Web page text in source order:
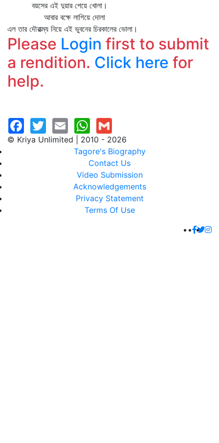
বয়সের এই দুয়ার পেয়ে খোলা।
আবার বক্ষে লাগিয়ে দোলা
এল তার দৌরাত্ম্য নিয়ে এই ভুবনের চিরকালের ভোলা।
Please Login first to submit
a rendition. Click here for
help.
© Kriya Unlimited | 2010 - 2026
Tagore's Biography
Contact Us
Video Submission
Acknowledgements
Privacy Statement
Terms Of Use